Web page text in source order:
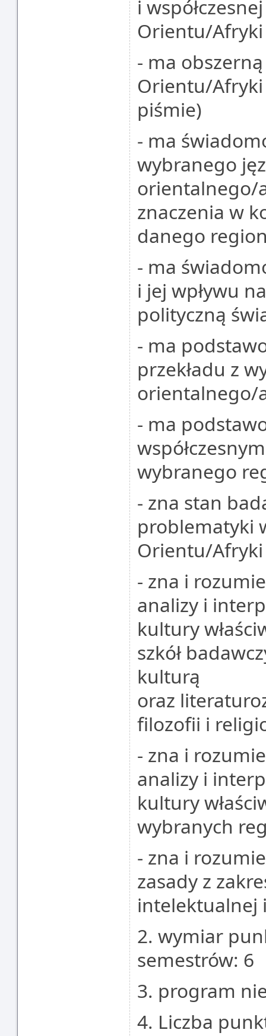
i
Orientu/Afryki
- ma
Orientu/
piśmie)
- ma
wybranego
orientalnego/
znaczenia w
danego
- ma
i jej wpływu
polityczną
- ma
przekładu z
orientalnego/
- ma
wybranego
- zna stan
problematyki
Orientu/Afryki
- zna i
analizy i
kultury
szkół
kulturą
oraz
filozofii i
- zna i
analizy i
kultury
wybranych
- zna i
zasady z
intelektualnej
2. wymiar
semestrów: 6
3. program
4. Liczba